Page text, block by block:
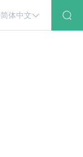
简体中文